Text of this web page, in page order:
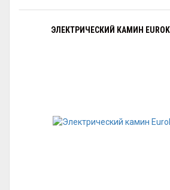
ЭЛЕКТРИЧЕСКИЙ КАМИН